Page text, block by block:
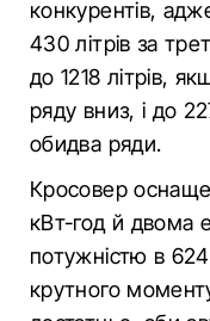
конкурентів,
430 літрів за
до 1218 літрів,
ряду вниз, і до
обидва ряди.
Кросовер
кВт-год й двома
потужністю в
крутного